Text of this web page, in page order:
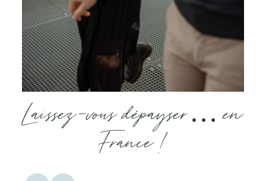
Laissez-vous dépayser… en
France !